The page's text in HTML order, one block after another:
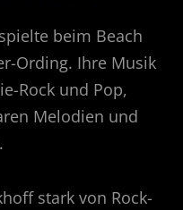
beim Beach
Ording. Ihre Musik
Rock und Pop,
Melodien und
stark von Rock-